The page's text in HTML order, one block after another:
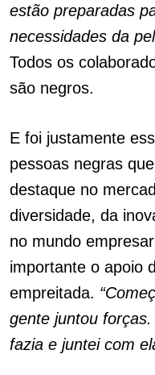
estão preparadas
necessidades da
Todos os
são negros.
E foi justamente
pessoas negras
destaque no
diversidade, da
no mundo
importante o apoio
empreitada.
gente juntou
fazia e juntei com